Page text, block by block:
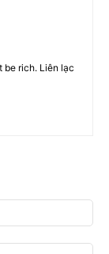
be rich. Liên lạc